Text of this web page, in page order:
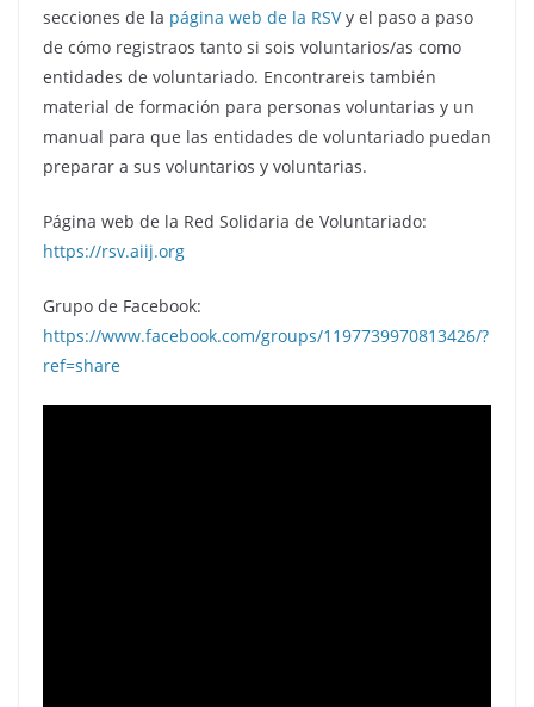
secciones de la página web de la RSVy el paso a paso
de cómo registraos tanto si sois voluntarios/as como
entidades de voluntariado. Encontrareis también
material de formación para personas voluntarias y un
manual para que las entidades de voluntariado puedan
preparar a sus voluntarios y voluntarias.
Página web de la Red Solidaria de Voluntariado:
https://rsv.aiij.org
Grupo de Facebook:
https://www.facebook.com/groups/1197739970813426/?
ref=share